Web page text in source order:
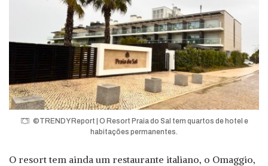
©TRENDY Report | O Resort Praia do Sal tem quartos de hotel e
habitações permanentes.
O resort tem ainda um restaurante italiano, o Omaggio,